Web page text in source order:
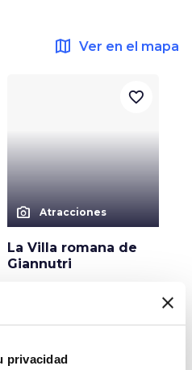
privacidad
map Ver en el mapa
photo_camera Atracciones
La Villa romana de
Giannutri
favorite_border
map